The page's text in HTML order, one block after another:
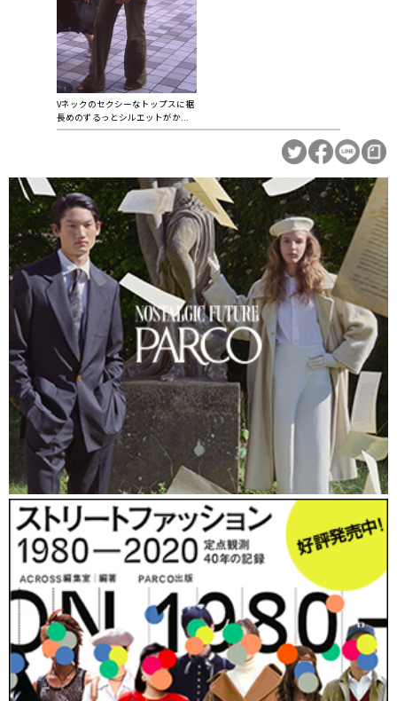
Vネックのセクシーなトップスに裾
長めのずるっとシルエットがか...